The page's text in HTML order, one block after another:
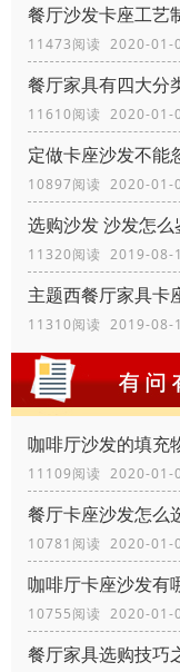
餐厅沙发卡座工艺
11473阅读 2020-01-
餐厅家具有四大分
11610阅读 2020-01-
定做卡座沙发不能
10897阅读 2020-01-
选购沙发 沙发怎
11320阅读 2019-08-
主题西餐厅家具卡
11310阅读 2019-08-
咖啡厅沙发的填充
11109阅读 2020-01-
餐厅卡座沙发怎么
10781阅读 2020-01-
咖啡厅卡座沙发有
10755阅读 2020-01-
餐厅家具选购技巧